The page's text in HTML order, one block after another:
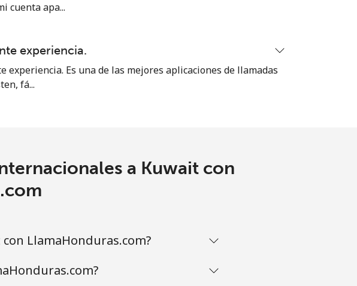
cuenta apa...
experiencia.
experiencia. Es una de las mejores aplicaciones de llamadas
fá...
a Kuwait con
LlamaHonduras.com?